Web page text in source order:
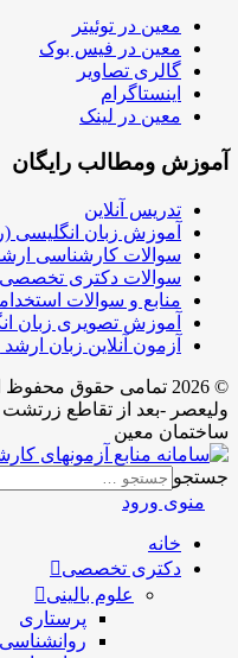
معین در توئیتر
معین در فیس بوک
گالری تصاویر
اینستاگرام
معین در لینک
آموزش ومطالب رایگان
تدریس آنلاین
آموزش زبان انگلیسی
سوالات کارشناسی
سوالات دکتری
منابع و سوالات
آموزش تصویری زبان
آزمون آنلاین زبان
© 2026 تمامی حقوق
ساختمان معین
جستجو
منوی ورود
خانه
دکتری تخصصی
علوم بالینی
پرستاری
روانشناسی